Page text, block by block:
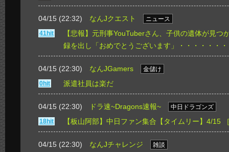
04/15 (22:32) なんJクエスト
ニュース
41hit
【悲報】元刑事YouTuberさん、子供の遺体が見つ
録を出し「おめでとうございます」・・・・・・
04/15 (22:30) なんJGamers
金儲け
0hit
派遣社員は楽だ
04/15 (22:30) ドラ速~Dragons速報~
中日ドラゴンズ
18hit
【板山阿部】中日ファン集合【タイムリー】4/15
04/15 (22:30) なんJチャレンジ
雑談